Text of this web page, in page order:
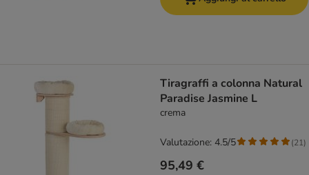
Tiragraffi a colonna Natural
Paradise Jasmine L
crema
95,49 €
Valutazione: 4.5/5 (21)